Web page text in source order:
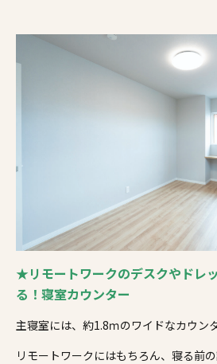
★リモートワークのデスクやドレ
る！寝室カウンター
主寝室には、約1.8ｍのワイドなカウン
リモートワークにはもちろん、寝る前